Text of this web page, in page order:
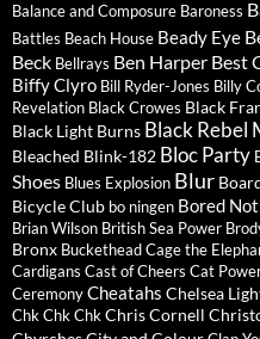
Balance and Composure Baroness
Battles Beach House Beady Eye
Beck Bellrays Ben Harper Best
Biffy Clyro Bill Ryder-Jones Billy
Revelation Black Crowes Black
Black Light Burns Black Rebel
Bleached Blink-182 Bloc Party
Shoes Blues Explosion Blur
Bicycle Club bo ningen Bored
Brian Wilson British Sea Power
Bronx BucketheadCage the
Cardigans Cast of Cheers Cat
CeremonyCheatahs Chelsea
Chk Chk ChkChris Cornell